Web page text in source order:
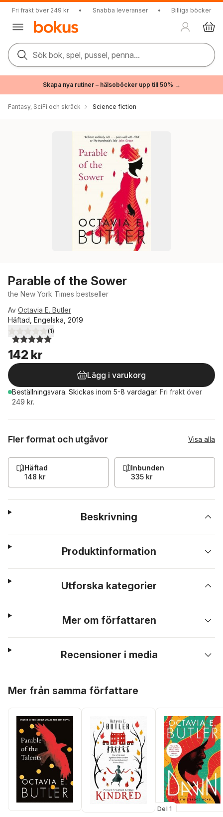
Fri frakt över 249 kr • Snabba leveranser • Billiga böcker
Sök bok, spel, pussel, penna...
Skapa nya rutiner – hälsoböcker upp till 50% →
Fantasy, SciFi och skräck Science fiction
Parable of the Sower
the New York Times bestseller
Av Octavia E. Butler
Häftad, Engelska, 2019
5,0utav 5 stjärnor. Totalt antal röster:
(1)
142 kr
Lägg i varukorg
Beställningsvara. Skickas inom 5-8 vardagar. Fri frakt över
249 kr.
Fler format och utgåvor Visa alla
Häftad
148 kr
Inbunden
335 kr
Beskrivning
Produktinformation
Utforska kategorier
Mer om författaren
Recensioner i media
Mer från samma författare
Del 1